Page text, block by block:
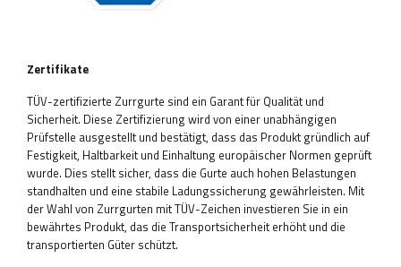
Zertifikate
TÜV-zertifizierte Zurrgurte sind ein Garant für Qualität und
Sicherheit. Diese Zertifizierung wird von einer unabhängigen
Prüfstelle ausgestellt und bestätigt, dass das Produkt gründlich auf
Festigkeit, Haltbarkeit und Einhaltung europäischer Normen geprüft
wurde. Dies stellt sicher, dass die Gurte auch hohen Belastungen
standhalten und eine stabile Ladungssicherung gewährleisten. Mit
der Wahl von Zurrgurten mit TÜV-Zeichen investieren Sie in ein
bewährtes Produkt, das die Transportsicherheit erhöht und die
transportierten Güter schützt.